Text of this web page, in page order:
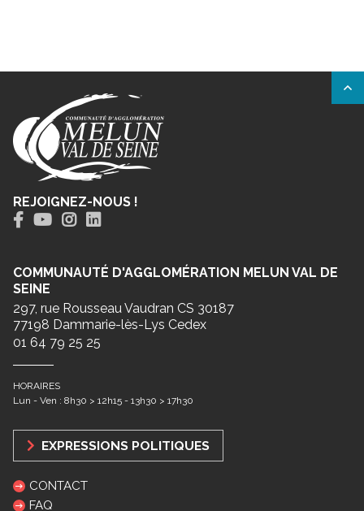
REJOIGNEZ-NOUS !
COMMUNAUTÉ D'AGGLOMÉRATION MELUN VAL DE
SEINE
297, rue Rousseau Vaudran CS 30187
77198 Dammarie-lès-Lys Cedex
01 64 79 25 25
HORAIRES
Lun - Ven : 8h30 > 12h15 - 13h30 > 17h30
EXPRESSIONS POLITIQUES
CONTACT
FAQ